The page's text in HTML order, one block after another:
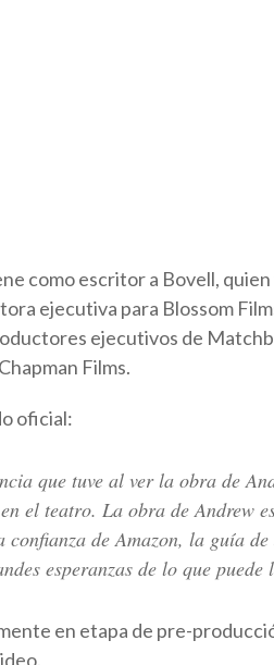
como escritor a Bovell,
ejecutiva para Blossom
ejecutivos de
Films.
oficial:
que tuve al ver la obra de
el teatro. La obra de Andrew
confianza de Amazon, la guía
esperanzas de lo que puede
en etapa de pre-